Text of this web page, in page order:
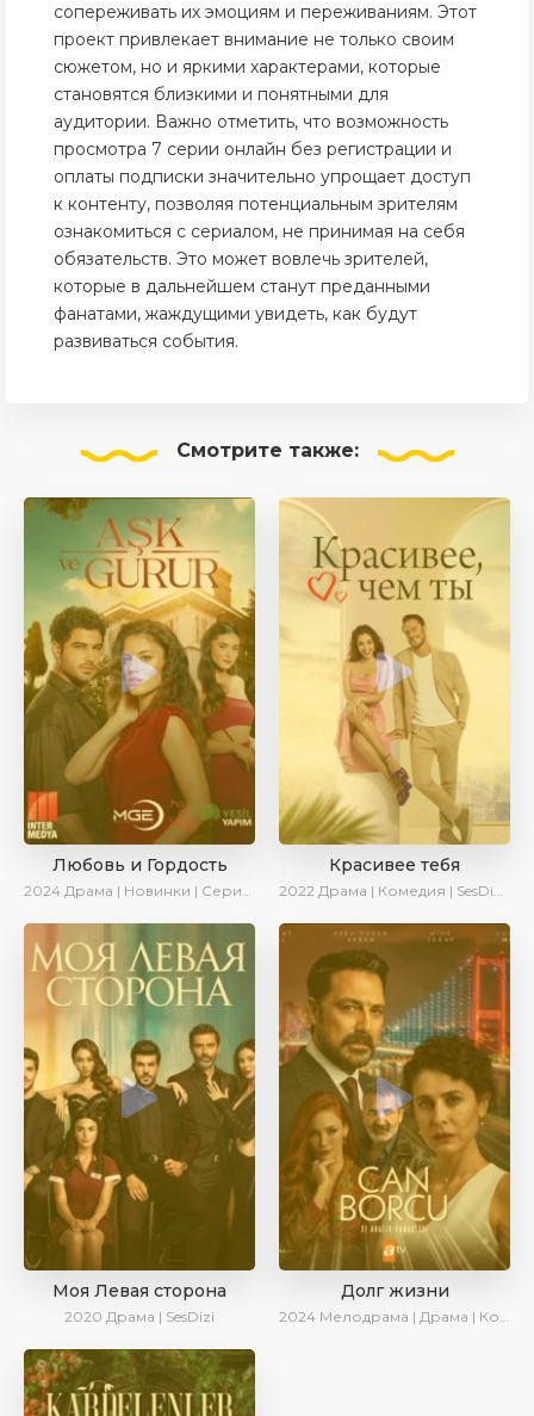
сопереживать их эмоциям и переживаниям. Этот
проект привлекает внимание не только своим
сюжетом, но и яркими характерами, которые
становятся близкими и понятными для
аудитории. Важно отметить, что возможность
просмотра 7 серии онлайн без регистрации и
оплаты подписки значительно упрощает доступ
к контенту, позволяя потенциальным зрителям
ознакомиться с сериалом, не принимая на себя
обязательств. Это может вовлечь зрителей,
которые в дальнейшем станут преданными
фанатами, жаждущими увидеть, как будут
развиваться события.
Смотрите также:
Любовь и Гордость
2024 Драма | Новинки | Сериалы 2024
Красивее тебя
2022 Драма | Комедия | SesDizi | AveTurk | Turok1990
Моя Левая сторона
2020 Драма | SesDizi
Долг жизни
2024 Мелодрама | Драма | Комедия | AlisaDirilis | Сериалы 2024